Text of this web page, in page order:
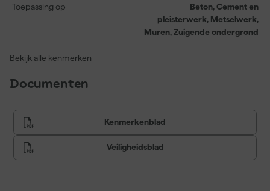
Toepassing op
Beton, Cement en
pleisterwerk, Metselwerk,
Muren, Zuigende ondergrond
Bekijk alle kenmerken
Documenten
Kenmerkenblad
Veiligheidsblad